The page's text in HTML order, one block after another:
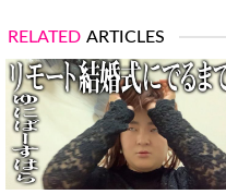
RELATED ARTICLES